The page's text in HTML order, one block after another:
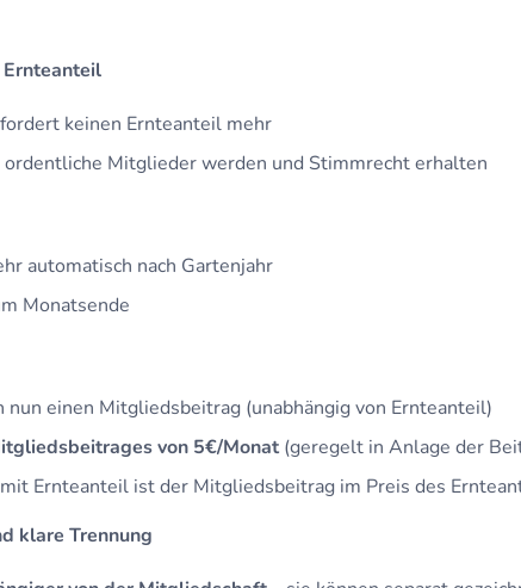
keinen Ernteanteil mehr
Mitglieder werden und Stimmrecht erhalten
automatisch nach Gartenjahr
Monatsende
einen Mitgliedsbeitrag (unabhängig von Ernteanteil)
von 5€/Monat (geregelt in Anlage der
Ernteanteil ist der Mitgliedsbeitrag im Preis des
klare Trennung